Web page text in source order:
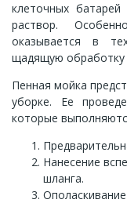
клеточных
раствор.
оказывается в
щадящую обработку
Пенная мойка
уборке. Ее
которые
Нанесение
шланга.